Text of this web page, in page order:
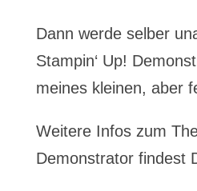
Dann werde selber
Stampin‘ Up!
meines kleinen, aber
Weitere Infos zum
Demonstrator findest